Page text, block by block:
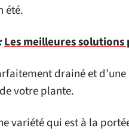
été.
Les meilleures
drainé et
votre plante.
variété qui est à la